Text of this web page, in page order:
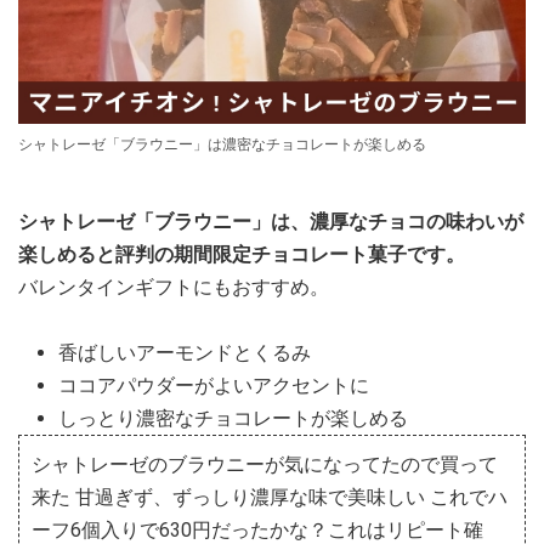
シャトレーゼ「ブラウニー」は濃密なチョコレートが楽しめる
シャトレーゼ「ブラウニー」は、濃厚なチョコの味わいが
楽しめると評判の期間限定チョコレート菓子です。
バレンタインギフトにもおすすめ。
香ばしいアーモンドとくるみ
ココアパウダーがよいアクセントに
しっとり濃密なチョコレートが楽しめる
シャトレーゼのブラウニーが気になってたので買って
来た 甘過ぎず、ずっしり濃厚な味で美味しい これでハ
ーフ6個入りで630円だったかな？これはリピート確